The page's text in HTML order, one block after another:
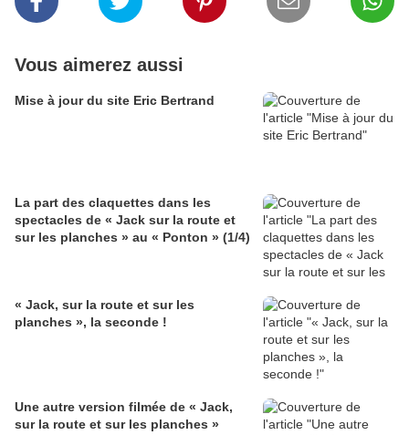
Vous aimerez aussi
Mise à jour du site Eric Bertrand
La part des claquettes dans les
spectacles de « Jack sur la route et
sur les planches » au « Ponton » (1/4)
« Jack, sur la route et sur les
planches », la seconde !
Une autre version filmée de « Jack,
sur la route et sur les planches »